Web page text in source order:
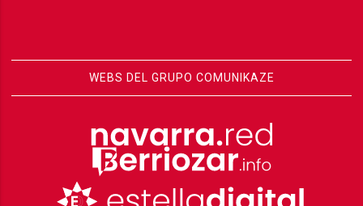
WEBS DEL GRUPO COMUNIKAZE